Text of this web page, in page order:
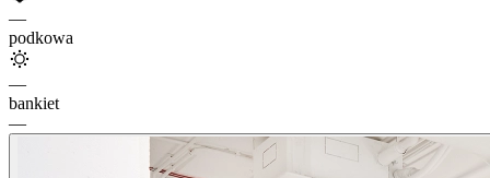
—
podkowa
—
bankiet
—